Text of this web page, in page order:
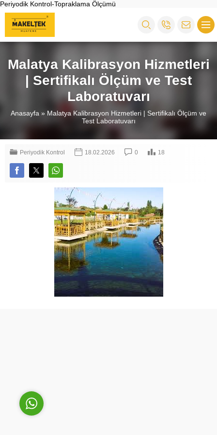
Periyodik Kontrol-Topraklama Ölçümü
Malatya Kalibrasyon Hizmetleri
| Sertifikalı Ölçüm ve Test
Laboratuvarı
Anasayfa » Malatya Kalibrasyon Hizmetleri | Sertifikalı Ölçüm ve
Test Laboratuvarı
Periyodik Kontrol 18.02.2026 0 18
Cüneyt Bey